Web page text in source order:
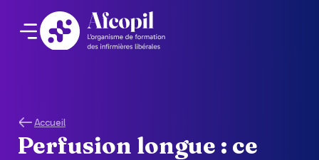
Accueil
Perfusion longue : ce